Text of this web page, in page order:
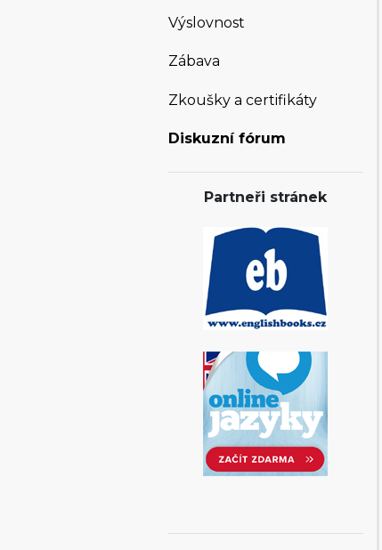
Výslovnost
Zábava
Zkoušky a certifikáty
Diskuzní fórum
Partneři stránek